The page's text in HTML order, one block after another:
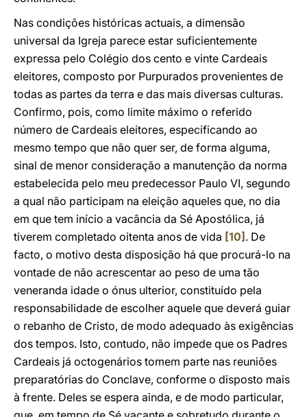
Nas condições históricas actuais, a dimensão
universal da Igreja parece estar suficientemente
expressa pelo Colégio dos cento e vinte Cardeais
eleitores, composto por Purpurados provenientes de
todas as partes da terra e das mais diversas culturas.
Confirmo, pois, como limite máximo o referido
número de Cardeais eleitores, especificando ao
mesmo tempo que não quer ser, de forma alguma,
sinal de menor consideração a manutenção da norma
estabelecida pelo meu predecessor Paulo VI, segundo
a qual não participam na eleição aqueles que, no dia
em que tem início a vacância da Sé Apostólica, já
tiverem completado oitenta anos de vida [10] . De
facto, o motivo desta disposição há que procurá-lo na
vontade de não acrescentar ao peso de uma tão
veneranda idade o ónus ulterior, constituído pela
responsabilidade de escolher aquele que deverá guiar
o rebanho de Cristo, de modo adequado às exigências
dos tempos. Isto, contudo, não impede que os Padres
Cardeais já octogenários tomem parte nas reuniões
preparatórias do Conclave, conforme o disposto mais
à frente. Deles se espera ainda, e de modo particular,